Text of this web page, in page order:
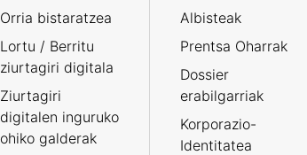
Orria bistaratzea
Lortu / Berritu
ziurtagiri digitala
Ziurtagiri
digitalen inguruko
ohiko galderak
Albisteak
Prentsa Oharrak
Dossier
erabilgarriak
Korporazio-
Identitatea